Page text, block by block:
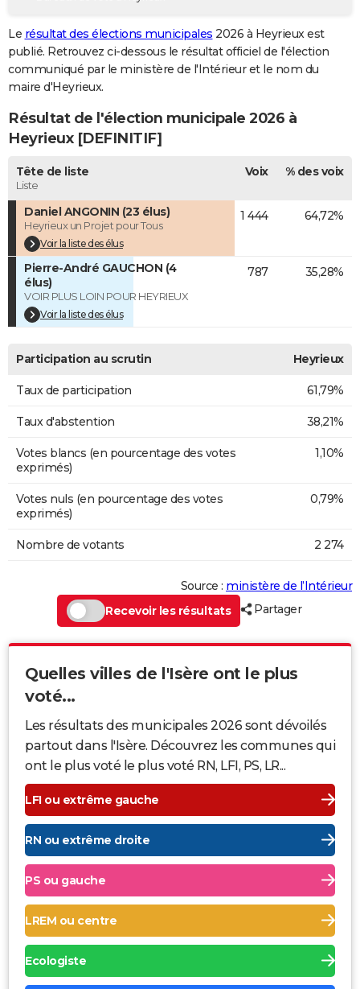
GUIDES D'ACHAT
BONS PLANS
CARTE DE VOEUX
Carte de Noël
Carte Bonne année
Carte Saint-Valentin
Carte Pâques
Carte d'anniversaire
DICTIONNAIRE
Dictionnaire
Biographies
Citations
Expressions
Proverbes
PROGRAMME TV
COPAINS D'AVANT
S'inscrire
Se connecter
Lycées
Collèges
Primaires
Universités
Entreprises
Service militaire
Avis de recherche
AVIS DE DÉCÈS
FORUM
Bricolage
Lifestyle
Culture
Sport
Auto
Television
Voyage
Cinema
Le résultat des élections municipales 2026 à Heyrieux est
publié. Retrouvez ci-dessous le résultat officiel de l'élection
communiqué par le ministère de l'Intérieur et le nom du
maire d'Heyrieux.
Résultat de l'élection municipale 2026 à
Heyrieux [DEFINITIF]
Tête de liste
Liste
Voix % des voix
Daniel ANGONIN (23 élus)
Heyrieux un Projet pour Tous
Voir la liste des élus
1 444 64,72%
Pierre-André GAUCHON (4
élus)
VOIR PLUS LOIN POUR HEYRIEUX
Voir la liste des élus
787 35,28%
Participation au scrutin Heyrieux
Taux de participation 61,79%
Taux d'abstention 38,21%
Votes blancs (en pourcentage des votes
exprimés)
1,10%
Votes nuls (en pourcentage des votes
exprimés)
0,79%
Nombre de votants 2 274
Source : ministère de l’Intérieur
Recevoir les résultats
Partager
Quelles villes de l'Isère ont le plus
voté...
Les résultats des municipales 2026 sont dévoilés
partout dans l'Isère. Découvrez les communes qui
ont le plus voté le plus voté RN, LFI, PS, LR...
LFI ou extrême gauche
RN ou extrême droite
PS ou gauche
LREM ou centre
Ecologiste